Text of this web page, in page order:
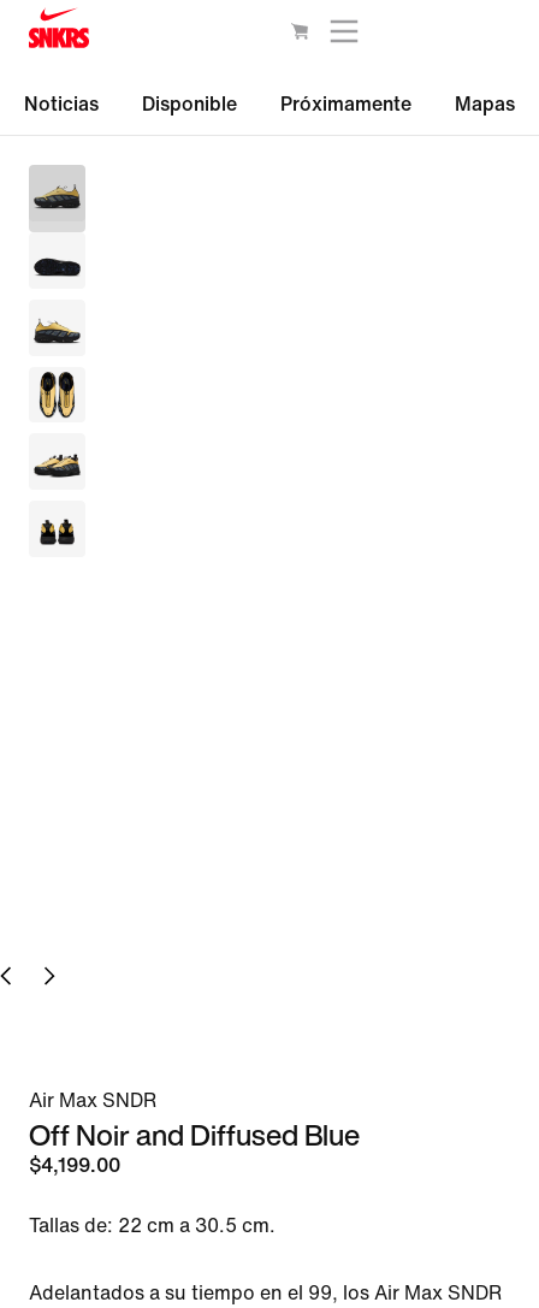
Noticias Disponible Próximamente Mapas
Air Max SNDR
Off Noir and Diffused Blue
$4,199.00
Tallas de: 22 cm a 30.5 cm.
Adelantados a su tiempo en el 99, los Air Max SNDR